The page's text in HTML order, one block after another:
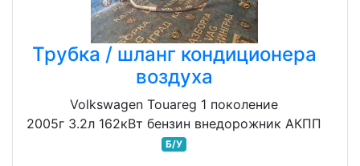
Трубка / шланг кондиционера
воздуха
Volkswagen Touareg 1 поколение
2005г 3.2л 162кВт бензин внедорожник АКПП
Б/У